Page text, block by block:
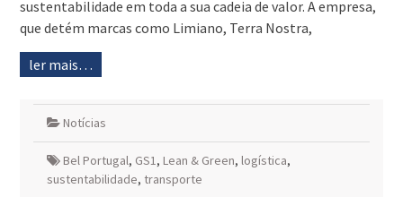
sustentabilidade em toda a sua cadeia de valor. A empresa,
que detém marcas como Limiano, Terra Nostra,
ler mais…
Notícias
Bel Portugal, GS1, Lean & Green, logística,
sustentabilidade, transporte